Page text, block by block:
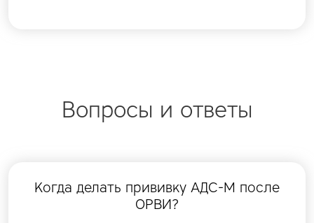
Вопросы и ответы
Когда делать прививку АДС-М после
ОРВИ?